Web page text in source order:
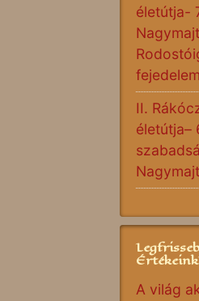
életútja-
fejedelem
II.
életútja–
A világ